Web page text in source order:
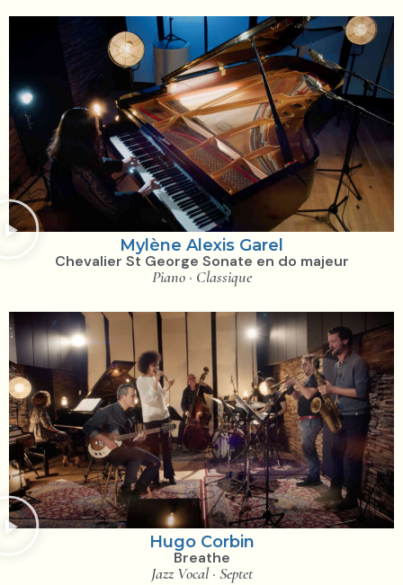
Mylène Alexis Garel
Chevalier St George Sonate en do majeur
Piano · Classique
Hugo Corbin
Breathe
Jazz Vocal · Septet